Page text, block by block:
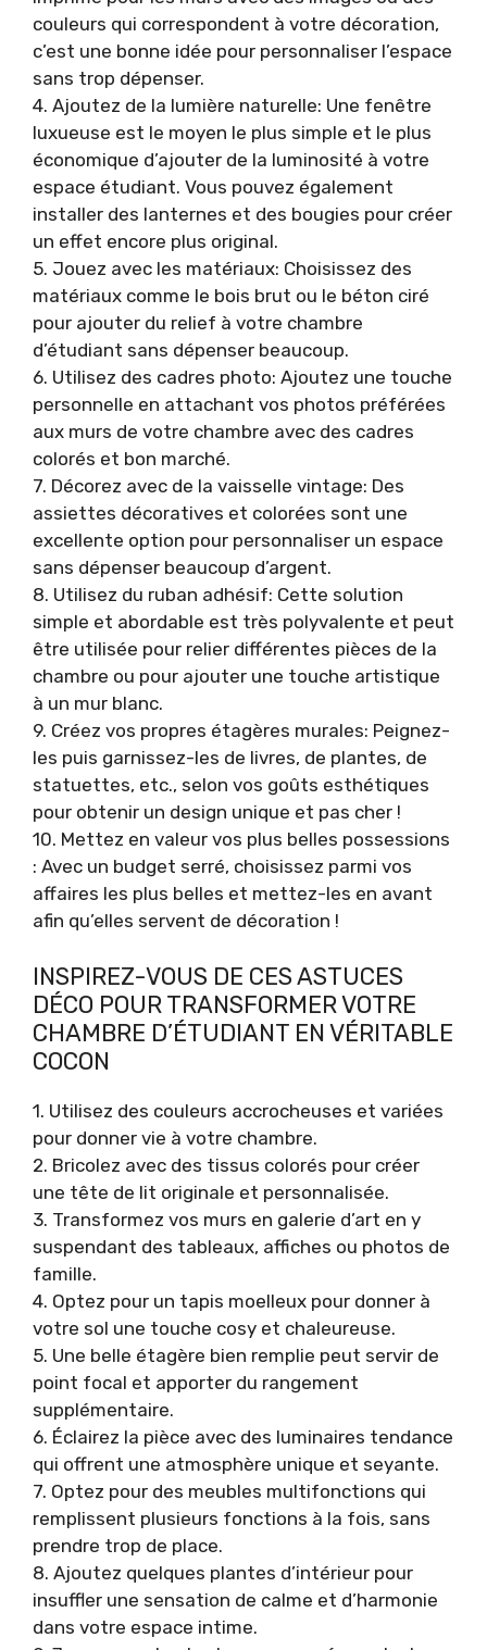
couleurs qui correspondent à votre décoration,
c’est une bonne idée pour personnaliser l’espace
sans trop dépenser.
4. Ajoutez de la lumière naturelle: Une fenêtre
luxueuse est le moyen le plus simple et le plus
économique d’ajouter de la luminosité à votre
espace étudiant. Vous pouvez également
installer des lanternes et des bougies pour créer
un effet encore plus original.
5. Jouez avec les matériaux: Choisissez des
matériaux comme le bois brut ou le béton ciré
pour ajouter du relief à votre chambre
d’étudiant sans dépenser beaucoup.
6. Utilisez des cadres photo: Ajoutez une touche
personnelle en attachant vos photos préférées
aux murs de votre chambre avec des cadres
colorés et bon marché.
7. Décorez avec de la vaisselle vintage: Des
assiettes décoratives et colorées sont une
excellente option pour personnaliser un espace
sans dépenser beaucoup d’argent.
8. Utilisez du ruban adhésif: Cette solution
simple et abordable est très polyvalente et peut
être utilisée pour relier différentes pièces de la
chambre ou pour ajouter une touche artistique
à un mur blanc.
9. Créez vos propres étagères murales: Peignez-
les puis garnissez-les de livres, de plantes, de
statuettes, etc., selon vos goûts esthétiques
pour obtenir un design unique et pas cher !
10. Mettez en valeur vos plus belles possessions
: Avec un budget serré, choisissez parmi vos
affaires les plus belles et mettez-les en avant
afin qu’elles servent de décoration !
INSPIREZ-VOUS DE CES ASTUCES
DÉCO POUR TRANSFORMER VOTRE
CHAMBRE D’ÉTUDIANT EN VÉRITABLE
COCON
1. Utilisez des couleurs accrocheuses et variées
pour donner vie à votre chambre.
2. Bricolez avec des tissus colorés pour créer
une tête de lit originale et personnalisée.
3. Transformez vos murs en galerie d’art en y
suspendant des tableaux, affiches ou photos de
famille.
4. Optez pour un tapis moelleux pour donner à
votre sol une touche cosy et chaleureuse.
5. Une belle étagère bien remplie peut servir de
point focal et apporter du rangement
supplémentaire.
6. Éclairez la pièce avec des luminaires tendance
qui offrent une atmosphère unique et seyante.
7. Optez pour des meubles multifonctions qui
remplissent plusieurs fonctions à la fois, sans
prendre trop de place.
8. Ajoutez quelques plantes d’intérieur pour
insuffler une sensation de calme et d’harmonie
dans votre espace intime.